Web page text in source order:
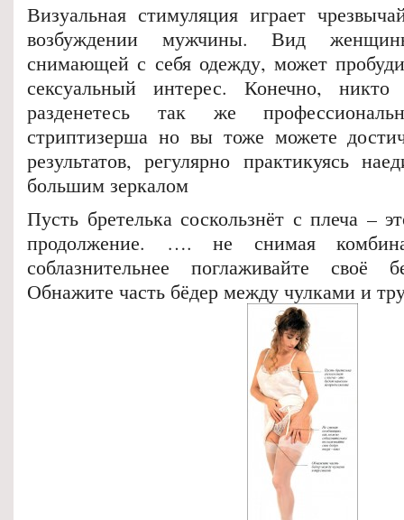
Визуальная стимуляция играет
возбуждении мужчины. Вид
снимающей с себя одежду, может
сексуальный интерес. Конечно,
разденетесь так же
стриптизерша но вы тоже можете
результатов, регулярно практикуясь
большим зеркалом
Пусть бретелька соскользнёт с плеча –
продолжение. …. не снимая
соблазнительнее поглаживайте своё
Обнажите часть бёдер между чулками и